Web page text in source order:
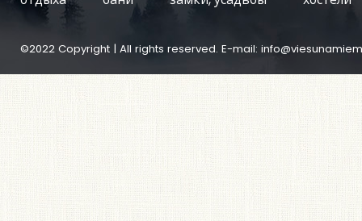
©2022 Copyright | All rights reserved. E-mail: